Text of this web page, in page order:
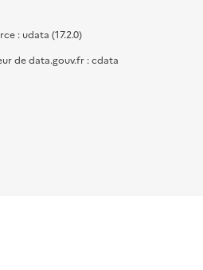
: udata (17.2.0)
de data.gouv.fr : cdata